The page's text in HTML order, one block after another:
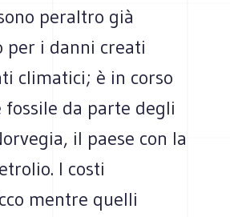
peraltro già
per i danni creati
climatici; è in corso
da parte degli
il paese con la
I costi
mentre quelli